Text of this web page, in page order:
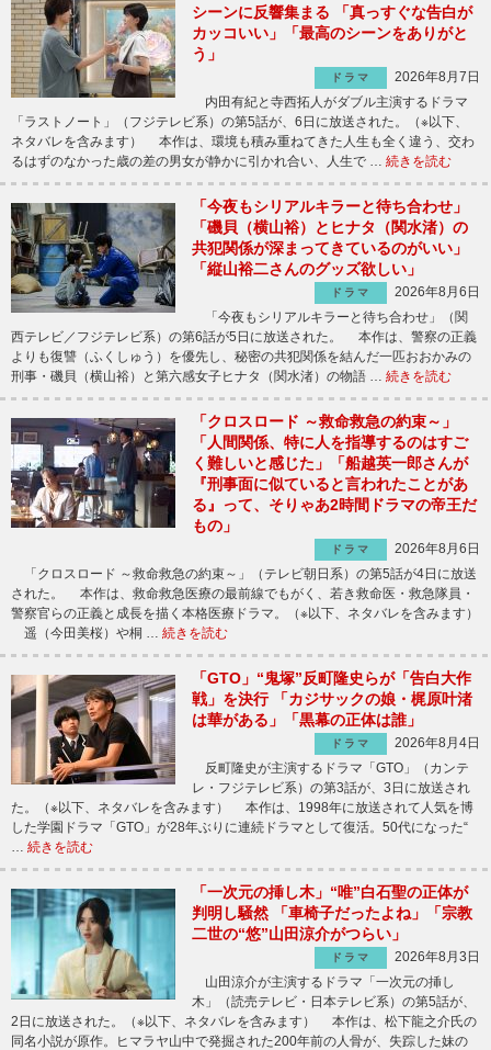
シーンに反響集まる 「真っすぐな告白が
カッコいい」「最高のシーンをありがと
う」
ドラマ
2026年8月7日
内田有紀と寺西拓人がダブル主演するドラマ
「ラストノート」（フジテレビ系）の第5話が、6日に放送された。（※以下、
ネタバレを含みます） 本作は、環境も積み重ねてきた人生も全く違う、交わ
るはずのなかった歳の差の男女が静かに引かれ合い、人生で … 続きを読む
「今夜もシリアルキラーと待ち合わせ」
「磯貝（横山裕）とヒナタ（関水渚）の
共犯関係が深まってきているのがいい」
「縦山裕二さんのグッズ欲しい」
ドラマ
2026年8月6日
「今夜もシリアルキラーと待ち合わせ」（関
西テレビ／フジテレビ系）の第6話が5日に放送された。 本作は、警察の正義
よりも復讐（ふくしゅう）を優先し、秘密の共犯関係を結んだ一匹おおかみの
刑事・磯貝（横山裕）と第六感女子ヒナタ（関水渚）の物語 … 続きを読む
「クロスロード ～救命救急の約束～」
「人間関係、特に人を指導するのはすご
く難しいと感じた」「船越英一郎さんが
『刑事面に似ていると言われたことがあ
る』って、そりゃあ2時間ドラマの帝王だ
もの」
ドラマ
2026年8月6日
「クロスロード ～救命救急の約束～」（テレビ朝日系）の第5話が4日に放送
された。 本作は、救命救急医療の最前線でもがく、若き救命医・救急隊員・
警察官らの正義と成長を描く本格医療ドラマ。（※以下、ネタバレを含みます）
遥（今田美桜）や桐 … 続きを読む
「GTO」“鬼塚”反町隆史らが「告白大作
戦」を決行 「カジサックの娘・梶原叶渚
は華がある」「黒幕の正体は誰」
ドラマ
2026年8月4日
反町隆史が主演するドラマ「GTO」（カンテ
レ・フジテレビ系）の第3話が、3日に放送され
た。（※以下、ネタバレを含みます） 本作は、1998年に放送されて人気を博
した学園ドラマ「GTO」が28年ぶりに連続ドラマとして復活。50代になった“
… 続きを読む
「一次元の挿し木」“唯”白石聖の正体が
判明し騒然 「車椅子だったよね」「宗教
二世の“悠”山田涼介がつらい」
ドラマ
2026年8月3日
山田涼介が主演するドラマ「一次元の挿し
木」（読売テレビ・日本テレビ系）の第5話が、
2日に放送された。（※以下、ネタバレを含みます） 本作は、松下龍之介氏の
同名小説が原作。ヒマラヤ山中で発掘された200年前の人骨が、失踪した妹の